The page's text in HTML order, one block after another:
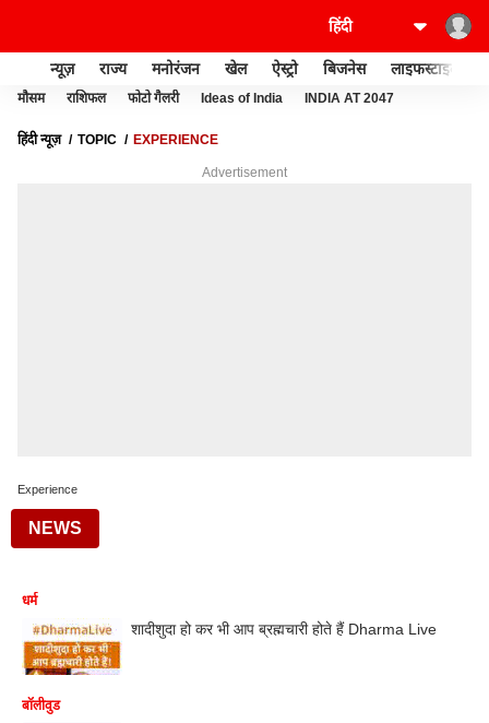
न्यूज़ राज्य मनोरंजन खेल ऐस्ट्रो बिजनेस लाइफस्टाइल
मौसम राशिफल फोटो गैलरी Ideas of India INDIA AT 2047
हिंदी न्यूज़ TOPIC EXPERIENCE
Advertisement
Experience
NEWS
धर्म
शादीशुदा हो कर भी आप ब्रह्मचारी होते हैं Dharma Live
बॉलीवुड